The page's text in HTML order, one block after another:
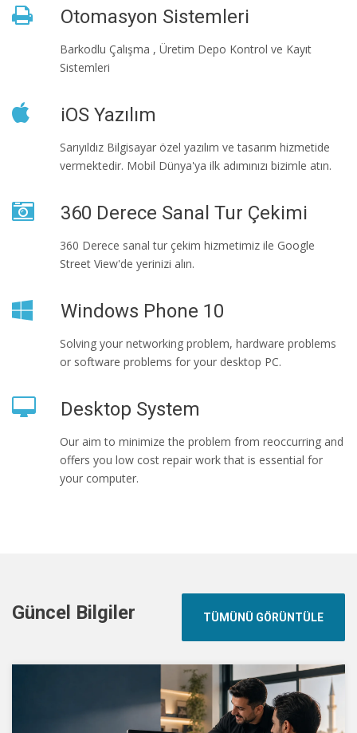
Otomasyon Sistemleri
Barkodlu Çalışma , Üretim Depo Kontrol ve Kayıt
Sistemleri
iOS Yazılım
Sarıyıldız Bilgisayar özel yazılım ve tasarım hizmetide
vermektedir. Mobil Dünya'ya ilk adımınızı bizimle atın.
360 Derece Sanal Tur Çekimi
360 Derece sanal tur çekim hizmetimiz ile Google
Street View'de yerinizi alın.
Windows Phone 10
Solving your networking problem, hardware problems
or software problems for your desktop PC.
Desktop System
Our aim to minimize the problem from reoccurring and
offers you low cost repair work that is essential for
your computer.
Güncel Bilgiler TÜMÜNÜ GÖRÜNTÜLE